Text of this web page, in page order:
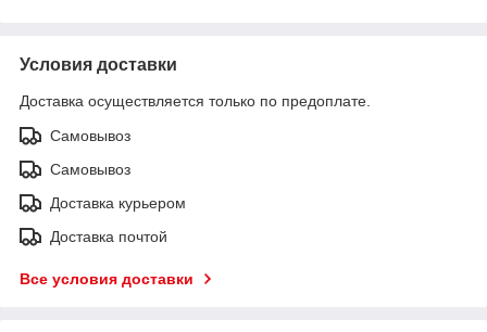
Условия доставки
Доставка осуществляется только по предоплате.
Самовывоз
Самовывоз
Доставка курьером
Доставка почтой
Все условия доставки